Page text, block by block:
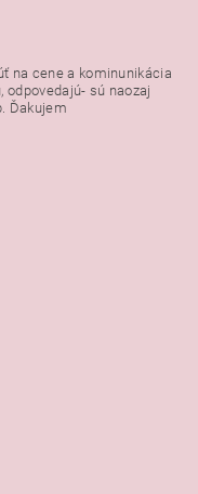
na cene a kominunikácia
odpovedajú- sú naozaj
Ďakujem